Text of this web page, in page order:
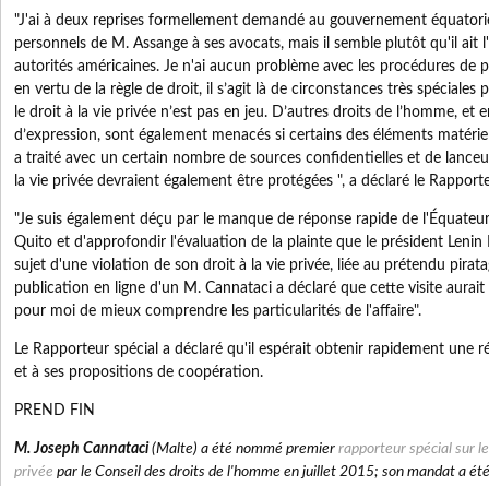
"J'ai à deux reprises formellement demandé au gouvernement
personnels de M. Assange à ses avocats, mais il semble plutôt qu'il
autorités américaines. Je n'ai aucun problème avec les procédures de
en vertu de la règle de droit, il s’agit là de circonstances très spéciales
le droit à la vie privée n’est pas en jeu. D’autres droits de l’homme, et
d’expression, sont également menacés si certains des éléments
a traité avec un certain nombre de sources confidentielles et de
la vie privée devraient également être protégées ", a déclaré le
"Je suis également déçu par le manque de réponse rapide de
Quito et d'approfondir l'évaluation de la plainte que le président Lenin
sujet d'une violation de son droit à la vie privée, liée au prétendu
publication en ligne d'un M. Cannataci a déclaré que cette visite
pour moi de mieux comprendre les particularités de l'affaire".
Le Rapporteur spécial a déclaré qu'il espérait obtenir rapidement une
et à ses propositions de coopération.
PREND FIN
M. Joseph Cannataci (Malte) a été nommé premier rapporteur spécial sur
privée par le Conseil des droits de l'homme en juillet 2015; son mandat a